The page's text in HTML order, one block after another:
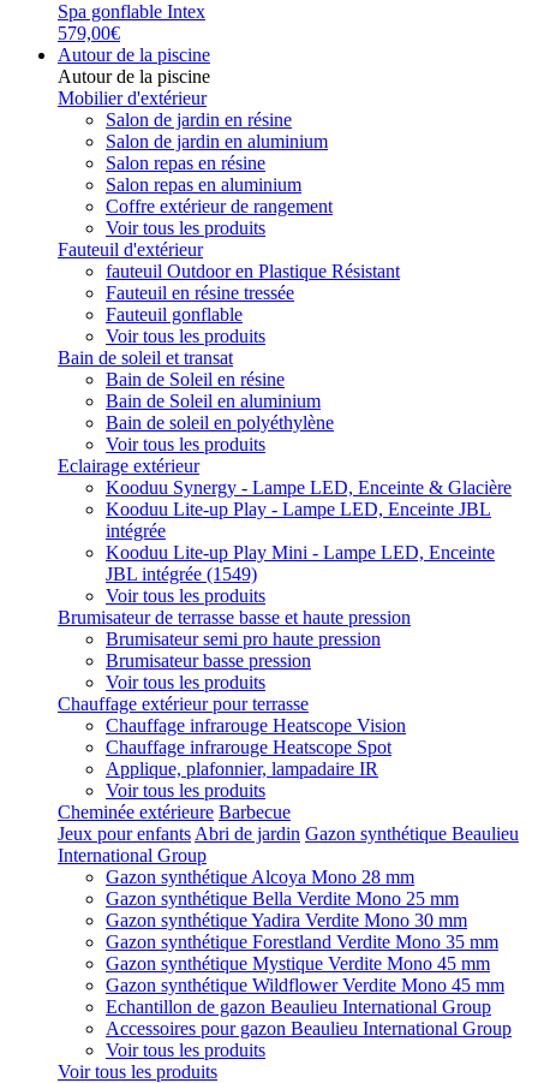
Spa gonflable Intex
579,00€
Autour de la piscine
Autour de la piscine
Mobilier d'extérieur
Salon de jardin en résine
Salon de jardin en aluminium
Salon repas en résine
Salon repas en aluminium
Coffre extérieur de rangement
Voir tous les produits
Fauteuil d'extérieur
fauteuil Outdoor en Plastique Résistant
Fauteuil en résine tressée
Fauteuil gonflable
Voir tous les produits
Bain de soleil et transat
Bain de Soleil en résine
Bain de Soleil en aluminium
Bain de soleil en polyéthylène
Voir tous les produits
Eclairage extérieur
Kooduu Synergy - Lampe LED, Enceinte & Glacière
Kooduu Lite-up Play - Lampe LED, Enceinte JBL
intégrée
Kooduu Lite-up Play Mini - Lampe LED, Enceinte
JBL intégrée (1549)
Voir tous les produits
Brumisateur de terrasse basse et haute pression
Brumisateur semi pro haute pression
Brumisateur basse pression
Voir tous les produits
Chauffage extérieur pour terrasse
Chauffage infrarouge Heatscope Vision
Chauffage infrarouge Heatscope Spot
Applique, plafonnier, lampadaire IR
Voir tous les produits
Cheminée extérieure Barbecue
Jeux pour enfants Abri de jardin Gazon synthétique Beaulieu
International Group
Gazon synthétique Alcoya Mono 28 mm
Gazon synthétique Bella Verdite Mono 25 mm
Gazon synthétique Yadira Verdite Mono 30 mm
Gazon synthétique Forestland Verdite Mono 35 mm
Gazon synthétique Mystique Verdite Mono 45 mm
Gazon synthétique Wildflower Verdite Mono 45 mm
Echantillon de gazon Beaulieu International Group
Accessoires pour gazon Beaulieu International Group
Voir tous les produits
Voir tous les produits